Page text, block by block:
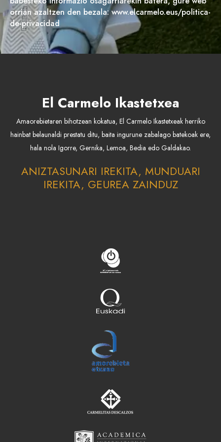
orrian azaltzen den bezala: www.elcarmelo.eus/politica-
de-privacidad
El Carmelo Ikastetxea
Amaorebietaren bihotzean kokatua, El Carmelo Ikastetxeak herriko
hainbat belaunaldi prestatu ditu, baita ingurune zabalago batekoak ere,
hala nola Igorre, Gernika, Lemoa, Bedia edo Galdakao.
ANIZTASUNARI IREKITA, MUNDUARI
IREKITA, GEUREA ZAINDUZ